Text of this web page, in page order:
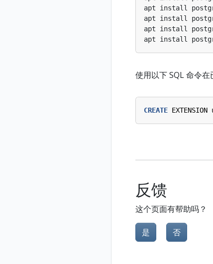
apt install
apt install
apt install
apt install
使用以下 SQL 命令
CREATE EXTENSION
反馈
这个页面有帮助吗？
是 否